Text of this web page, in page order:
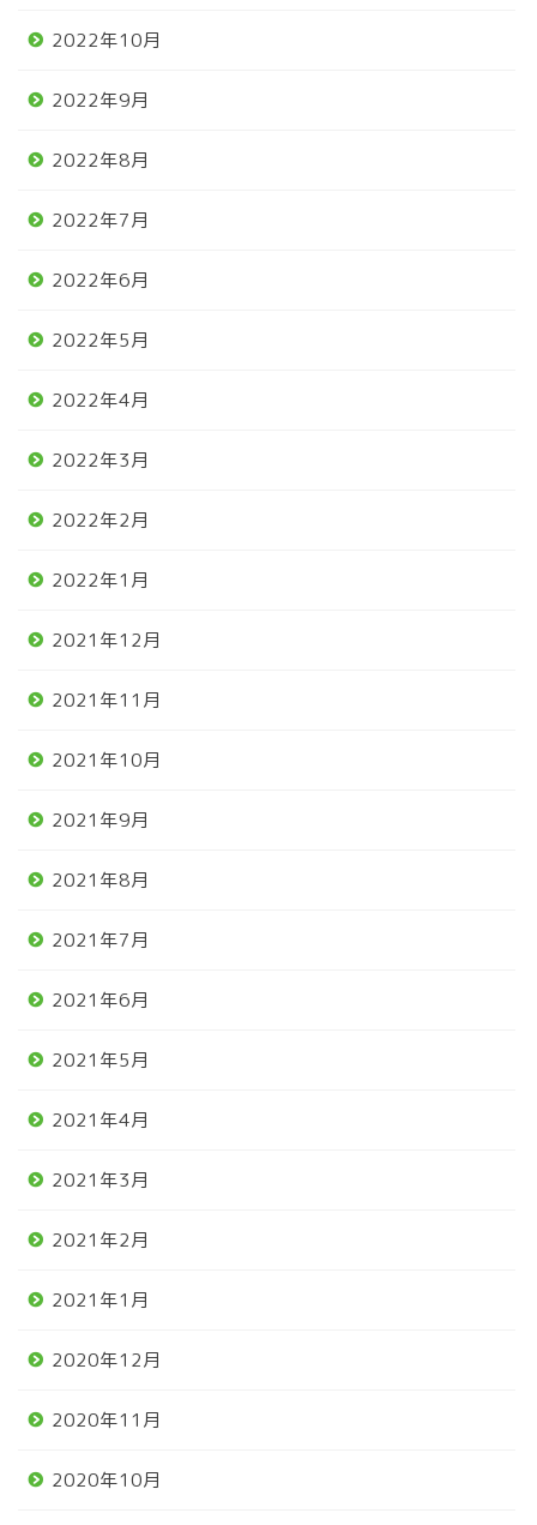
2022年10月
2022年9月
2022年8月
2022年7月
2022年6月
2022年5月
2022年4月
2022年3月
2022年2月
2022年1月
2021年12月
2021年11月
2021年10月
2021年9月
2021年8月
2021年7月
2021年6月
2021年5月
2021年4月
2021年3月
2021年2月
2021年1月
2020年12月
2020年11月
2020年10月